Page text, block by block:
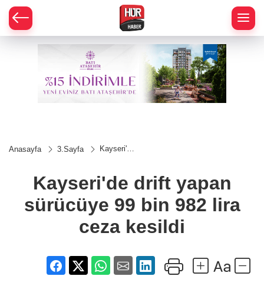
Anasayfa 3.Sayfa
Kayseri'de
sürücüye
99 bin 982
kesildi
Kayseri'de drift yapan
sürücüye 99 bin 982 lira
ceza kesildi